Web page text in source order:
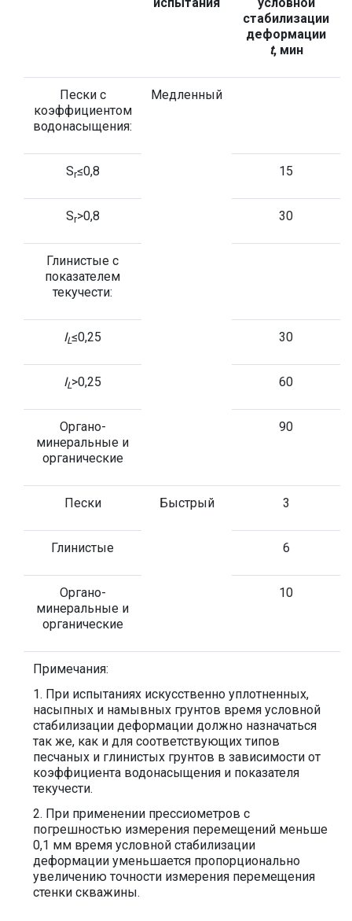
стабилизации
деформации
t, мин
Пески с
коэффициентом
водонасыщения:
Медленный
Sr≤0,8 15
Sr>0,8 30
Глинистые с
показателем
текучести:
IL≤0,25 30
IL >0,25 60
Органо-
минеральные и
органические
90
Пески Быстрый 3
Глинистые 6
Органо-
минеральные и
органические
10
Примечания:
1. При испытаниях искусственно уплотненных,
насыпных и намывных грунтов время условной
стабилизации деформации должно назначаться
так же, как и для соответствующих типов
песчаных и глинистых грунтов в зависимости от
коэффициента водонасыщения и показателя
текучести.
2. При применении прессиометров с
погрешностью измерения перемещений меньше
0,1 мм время условной стабилизации
деформации уменьшается пропорционально
увеличению точности измерения перемещения
стенки скважины.